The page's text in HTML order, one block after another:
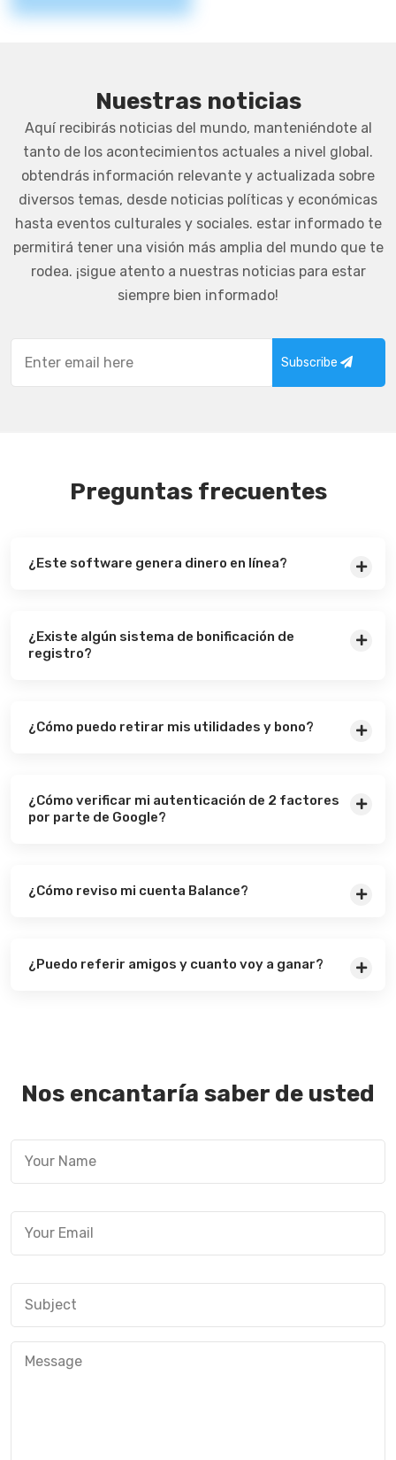
Nuestras noticias
Aquí recibirás noticias del mundo, manteniéndote al
tanto de los acontecimientos actuales a nivel global.
obtendrás información relevante y actualizada sobre
diversos temas, desde noticias políticas y económicas
hasta eventos culturales y sociales. estar informado te
permitirá tener una visión más amplia del mundo que te
rodea. ¡sigue atento a nuestras noticias para estar
siempre bien informado!
Subscribe
Preguntas frecuentes
¿Este software genera dinero en línea?
¿Existe algún sistema de bonificación de
registro?
¿Cómo puedo retirar mis utilidades y bono?
¿Cómo verificar mi autenticación de 2 factores
por parte de Google?
¿Cómo reviso mi cuenta Balance?
¿Puedo referir amigos y cuanto voy a ganar?
Nos encantaría saber de usted